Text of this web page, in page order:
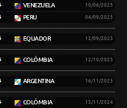
VENEZUELA 10/06/2025
PERU 04/09/2025
EQUADOR 12/09/2023
COLÔMBIA 12/10/2023
ARGENTINA 16/11/2023
COLÔMBIA 15/11/2024